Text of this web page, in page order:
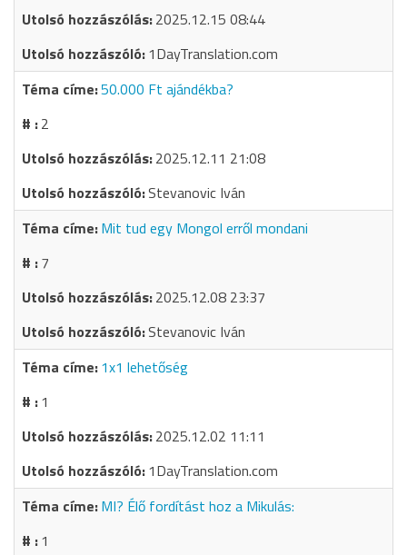
2025.12.15 08:44
1DayTranslation.com
50.000 Ft ajándékba?
2
2025.12.11 21:08
Stevanovic Iván
Mit tud egy Mongol erről mondani
7
2025.12.08 23:37
Stevanovic Iván
1x1 lehetőség
1
2025.12.02 11:11
1DayTranslation.com
MI? Élő fordítást hoz a Mikulás:
1